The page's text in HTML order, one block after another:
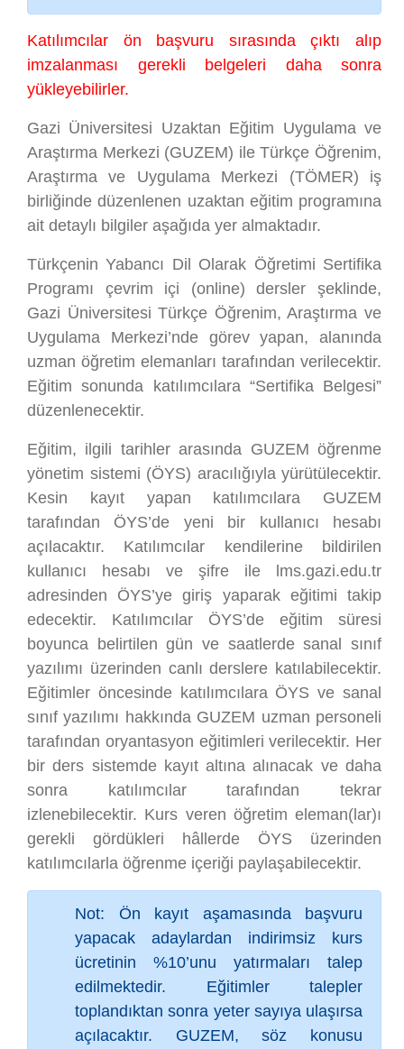
Katılımcılar ön başvuru sırasında çıktı alıp
imzalanması gerekli belgeleri daha sonra
yükleyebilirler.
Gazi Üniversitesi Uzaktan Eğitim Uygulama ve
Araştırma Merkezi (GUZEM) ile Türkçe Öğrenim,
Araştırma ve Uygulama Merkezi (TÖMER) iş
birliğinde düzenlenen uzaktan eğitim programına
ait detaylı bilgiler aşağıda yer almaktadır.
Türkçenin Yabancı Dil Olarak Öğretimi Sertifika
Programı çevrim içi (online) dersler şeklinde,
Gazi Üniversitesi Türkçe Öğrenim, Araştırma ve
Uygulama Merkezi’nde görev yapan, alanında
uzman öğretim elemanları tarafından verilecektir.
Eğitim sonunda katılımcılara “Sertifika Belgesi”
düzenlenecektir.
Eğitim, ilgili tarihler arasında GUZEM öğrenme
yönetim sistemi (ÖYS) aracılığıyla yürütülecektir.
Kesin kayıt yapan katılımcılara GUZEM
tarafından ÖYS’de yeni bir kullanıcı hesabı
açılacaktır. Katılımcılar kendilerine bildirilen
kullanıcı hesabı ve şifre ile lms.gazi.edu.tr
adresinden ÖYS’ye giriş yaparak eğitimi takip
edecektir. Katılımcılar ÖYS’de eğitim süresi
boyunca belirtilen gün ve saatlerde sanal sınıf
yazılımı üzerinden canlı derslere katılabilecektir.
Eğitimler öncesinde katılımcılara ÖYS ve sanal
sınıf yazılımı hakkında GUZEM uzman personeli
tarafından oryantasyon eğitimleri verilecektir. Her
bir ders sistemde kayıt altına alınacak ve daha
sonra katılımcılar tarafından tekrar
izlenebilecektir. Kurs veren öğretim eleman(lar)ı
gerekli gördükleri hâllerde ÖYS üzerinden
katılımcılarla öğrenme içeriği paylaşabilecektir.
Not: Ön kayıt aşamasında başvuru
yapacak adaylardan indirimsiz kurs
ücretinin %10’unu yatırmaları talep
edilmektedir. Eğitimler talepler
toplandıktan sonra yeter sayıya ulaşırsa
açılacaktır. GUZEM, söz konusu